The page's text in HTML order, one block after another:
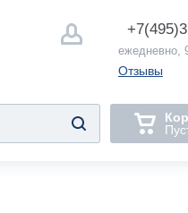
+7(495)
ежедневно,
Отзывы